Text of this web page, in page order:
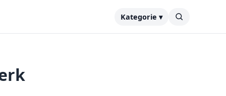
Kategorie ▾